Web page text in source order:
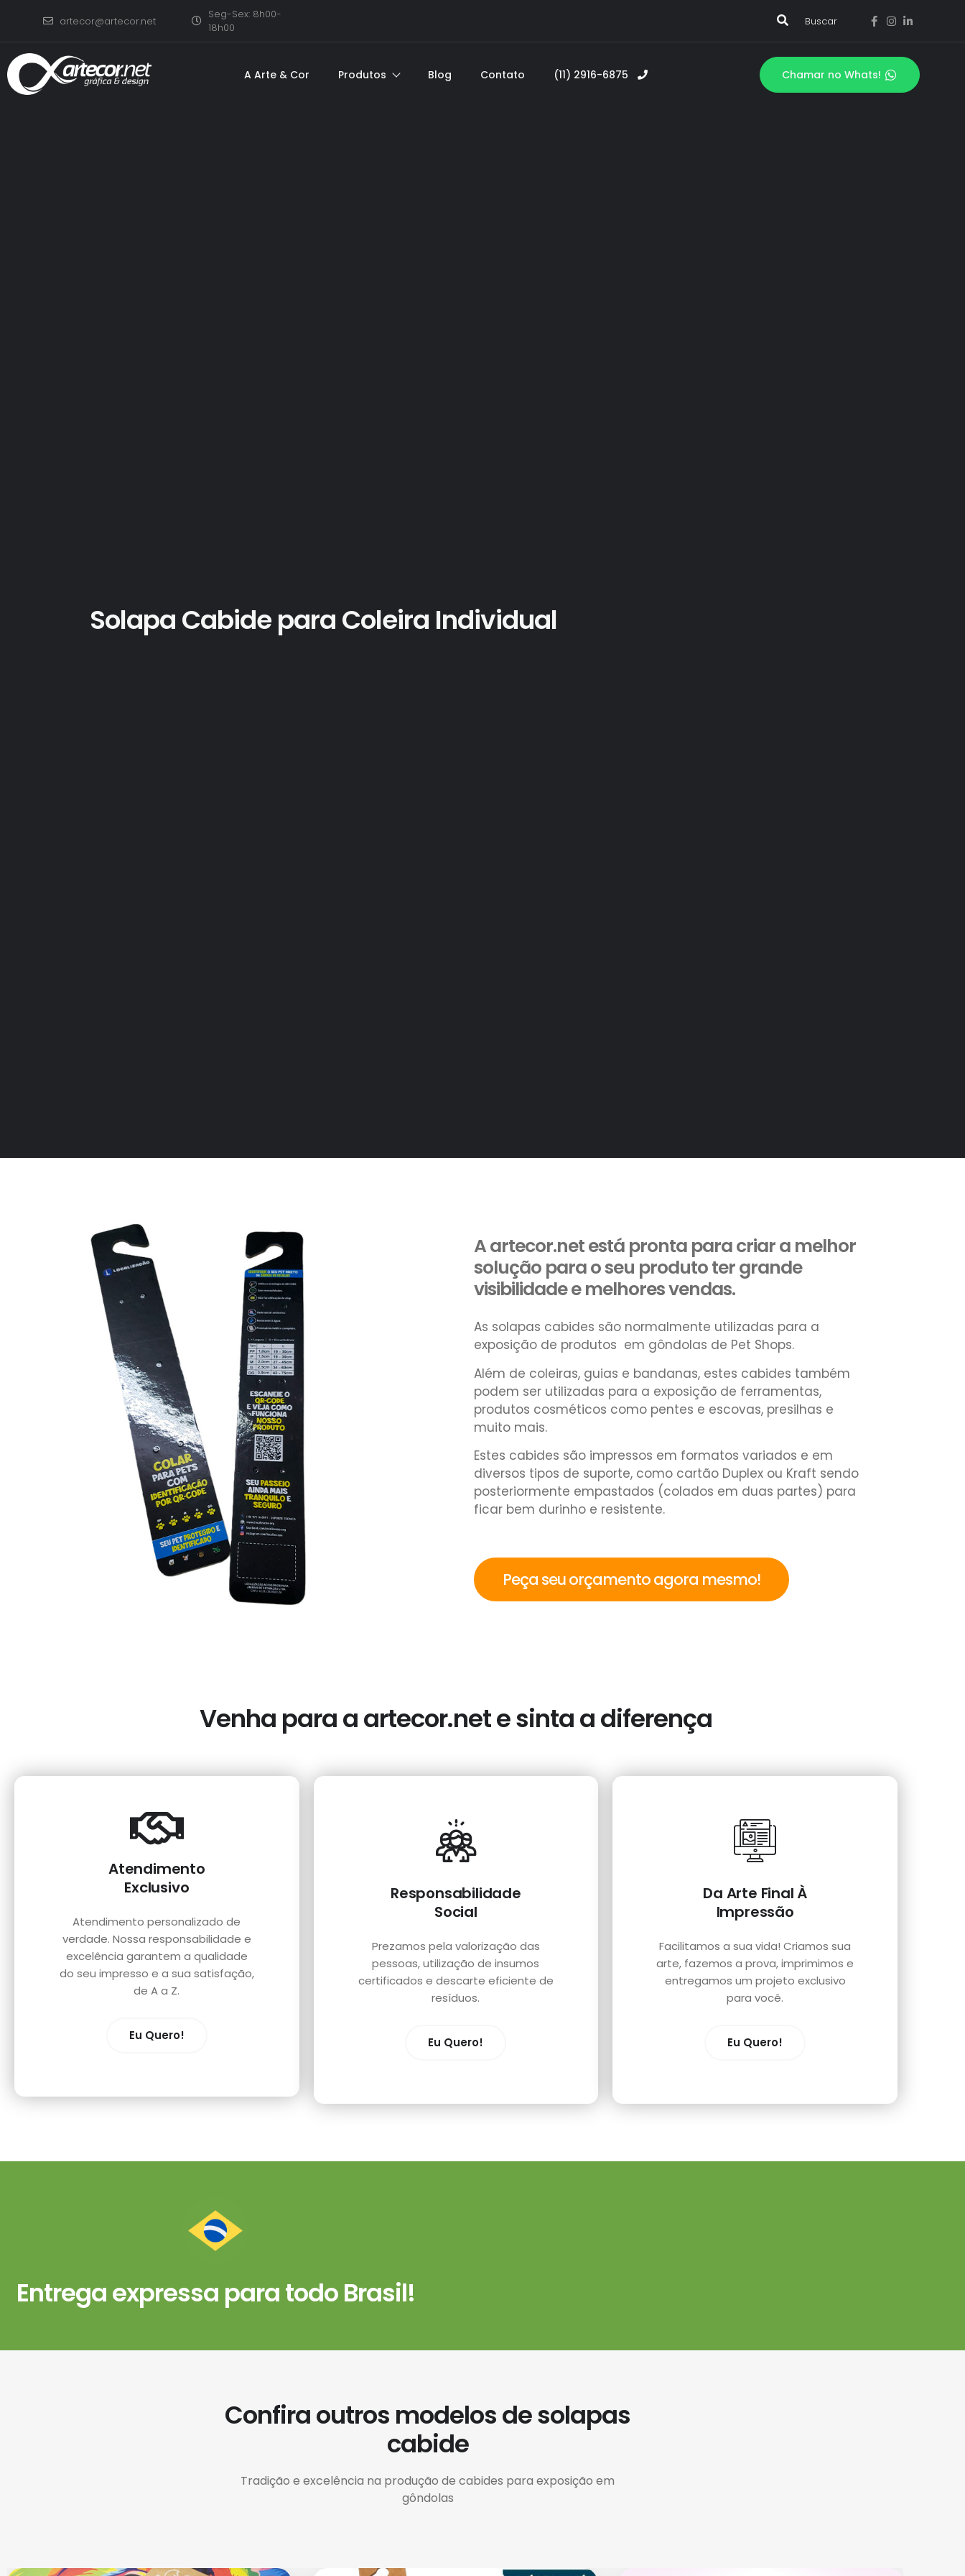
artecor@artecor.net
Seg-Sex: 8h00-
18h00
Buscar
A Arte & Cor Produtos Blog Contato (11) 2916-6875ﾠ Chamar no Whats!
Solapa Cabide para Coleira Individual
A artecor.net está pronta para criar a melhor
solução para o seu produto ter grande
visibilidade e melhores vendas.
As solapas cabides são normalmente utilizadas para a
exposição de produtos em gôndolas de Pet Shops.
Além de coleiras, guias e bandanas, estes cabides também
podem ser utilizadas para a exposição de ferramentas,
produtos cosméticos como pentes e escovas, presilhas e
muito mais.
Estes cabides são impressos em formatos variados e em
diversos tipos de suporte, como cartão Duplex ou Kraft sendo
posteriormente empastados (colados em duas partes) para
ficar bem durinho e resistente.
Peça seu orçamento agora mesmo!
Venha para a artecor.net e sinta a diferença
Atendimento
Exclusivo
Atendimento personalizado de
verdade. Nossa responsabilidade e
excelência garantem a qualidade
do seu impresso e a sua satisfação,
de A a Z.
Eu Quero!
Responsabilidade
Social
Prezamos pela valorização das
pessoas, utilização de insumos
certificados e descarte eficiente de
resíduos.
Eu Quero!
Da Arte Final À
Impressão
Facilitamos a sua vida! Criamos sua
arte, fazemos a prova, imprimimos e
entregamos um projeto exclusivo
para você.
Eu Quero!
Entrega expressa para todo Brasil!
Confira outros modelos de solapas
cabide
Tradição e excelência na produção de cabides para exposição em
gôndolas